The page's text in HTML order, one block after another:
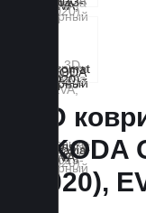
3D
2020),